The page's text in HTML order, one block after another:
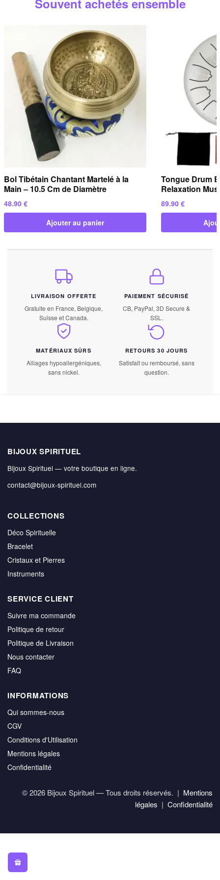
Souvent achetés ensemble
Bol Tibétain Chantant Martelé à la
Main – 10.5 Cm de Diamètre
48.90 €
Ajouter au panier
Tongue Drum
Relaxation
89.90 €
LIVRAISON OFFERTE
Gratuite en France, Belgique,
Suisse et Canada.
PAIEMENT SÉCURISÉ
CB, PayPal, 3D Secure &
SSL.
MATÉRIAUX SÛRS
Alliages hypoallergéniques,
sans nickel.
RETOURS 30 JOURS
Satisfait ou remboursé, sans
question.
BIJOUX SPIRITUEL
Bijoux Spirituel — votre boutique en ligne.
contact@bijoux-spirituel.com
COLLECTIONS
Déco Spirituelle
Bracelet
Cristaux et Pierres
Instruments
SERVICE CLIENT
Suivre ma commande
Politique de retour
Politique de Livraison
Nous contacter
FAQ
INFORMATIONS
Qui sommes-nous
CGV
Conditions d'Utilisation
Mentions légales
Confidentialité
© 2026 Bijoux Spirituel — Tous droits réservés. | Mentions
légales | Confidentialité